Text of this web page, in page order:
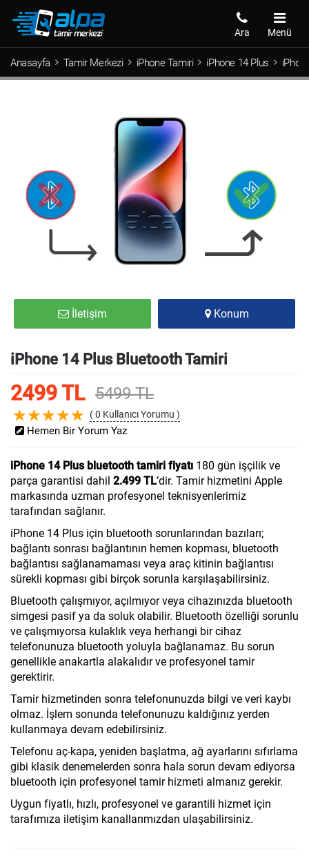
Menü
Ara
Anasayfa Tamir Merkezi iPhone Tamiri iPhone 14 Plus
İletişim Konum
iPhone 14 Plus Bluetooth Tamiri
2499 TL 5499 TL
( 0 Kullanıcı Yorumu )
Hemen Bir Yorum Yaz
iPhone 14 Plus bluetooth tamiri fiyatı 180 gün işçilik ve
parça garantisi dahil 2.499 TL’dir. Tamir hizmetini Apple
markasında uzman profesyonel teknisyenlerimiz
tarafından sağlanır.
iPhone 14 Plus için bluetooth sorunlarından bazıları;
bağlantı sonrası bağlantının hemen kopması, bluetooth
bağlantısı sağlanamaması veya araç kitinin bağlantısı
sürekli kopması gibi birçok sorunla karşılaşabilirsiniz.
Bluetooth çalışmıyor, açılmıyor veya cihazınızda bluetooth
simgesi pasif ya da soluk olabilir. Bluetooth özelliği sorunlu
ve çalışmıyorsa kulaklık veya herhangi bir cihaz
telefonunuza bluetooth yoluyla bağlanamaz. Bu sorun
genellikle anakartla alakalıdır ve profesyonel tamir
gerektirir.
Tamir hizmetinden sonra telefonunuzda bilgi ve veri kaybı
olmaz. İşlem sonunda telefonunuzu kaldığınız yerden
kullanmaya devam edebilirsiniz.
Telefonu aç-kapa, yeniden başlatma, ağ ayarlarını sıfırlama
gibi klasik denemelerden sonra hala sorun devam ediyorsa
bluetooth için profesyonel tamir hizmeti almanız gerekir.
Uygun fiyatlı, hızlı, profesyonel ve garantili hizmet için
tarafımıza iletişim kanallarımızdan ulaşabilirsiniz.